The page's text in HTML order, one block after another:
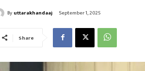
By uttarakhandaaj September 1, 2025
Share